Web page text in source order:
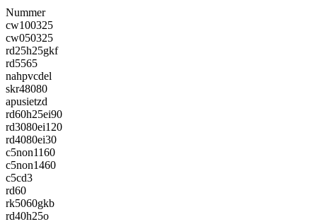
Nummer
cw100325
cw050325
rd25h25gkf
rd5565
nahpvcdel
skr48080
apusietzd
rd60h25ei90
rd3080ei120
rd4080ei30
c5non1160
c5non1460
c5cd3
rd60
rk5060gkb
rd40h25o